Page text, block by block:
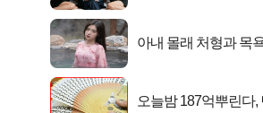
아내 몰래 처형과 목
오늘밤 187억뿌린다,